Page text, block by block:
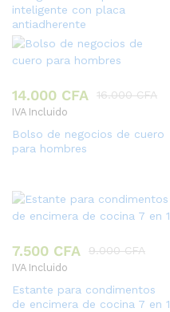
inteligente con placa
antiadherente
14.000 CFA 16.000CFA
IVA Incluido
Bolso de negocios de cuero
para hombres
7.500 CFA 9.000CFA
IVA Incluido
Estante para condimentos
de encimera de cocina 7 en 1